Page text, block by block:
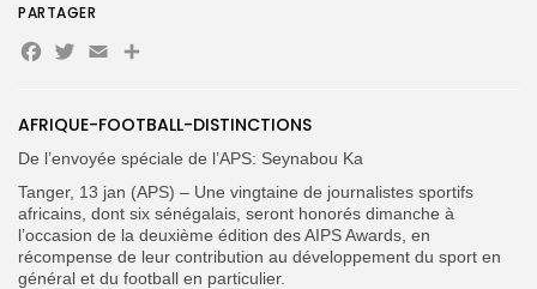
AFRIQUE-FOOTBALL-DISTINCTIONS
De l’envoyée spéciale de l’APS: Seynabou Ka
Tanger, 13 jan (APS) – Une vingtaine de journalistes sportifs
africains, dont six sénégalais, seront honorés dimanche à
l’occasion de la deuxième édition des AIPS Awards, en
récompense de leur contribution au développement du sport en
général et du football en particulier.
PARTAGER
Facebook
Twitter
EmailPartager